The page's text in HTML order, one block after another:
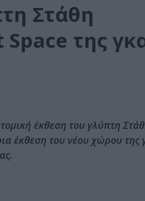
Στάθη
της
έκθεση του γλύπτη
έκθεση του νέου χώρου της